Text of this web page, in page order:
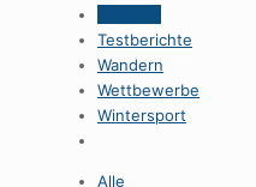
Testberichte
Wandern
Wettbewerbe
Wintersport
Alle